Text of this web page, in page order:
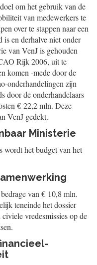
om het gebruik van de
van medewerkers te
over te stappen naar een
is en derhalve niet onder
van VenJ is gehouden
Rijk 2006, uit te
komen -mede door de
onderhandelingen zijn
door de onderhandelaars
€ 22,2 mln. Deze
VenJ gedekt.
Ministerie
wordt het budget van het
van € 10,8 mln.
teneinde het dossier
vredesmissies op de